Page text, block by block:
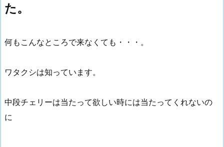
た。
何もこんなところで来なくても・・・。
ワタクシは知っています。
中段チェリーは当たって欲しい時には当たってくれないの
に